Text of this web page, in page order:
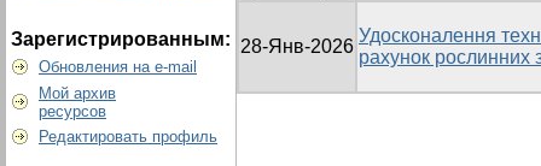
Зарегистрированным:
Обновления на e-mail
Мой архив
ресурсов
Редактировать профиль
28-Янв-2026
Удосконалення
рахунок рослинних